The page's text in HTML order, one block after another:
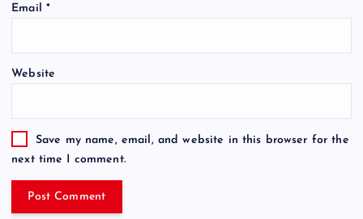
Email *
Website
Save my name, email, and website in this browser for the
next time I comment.